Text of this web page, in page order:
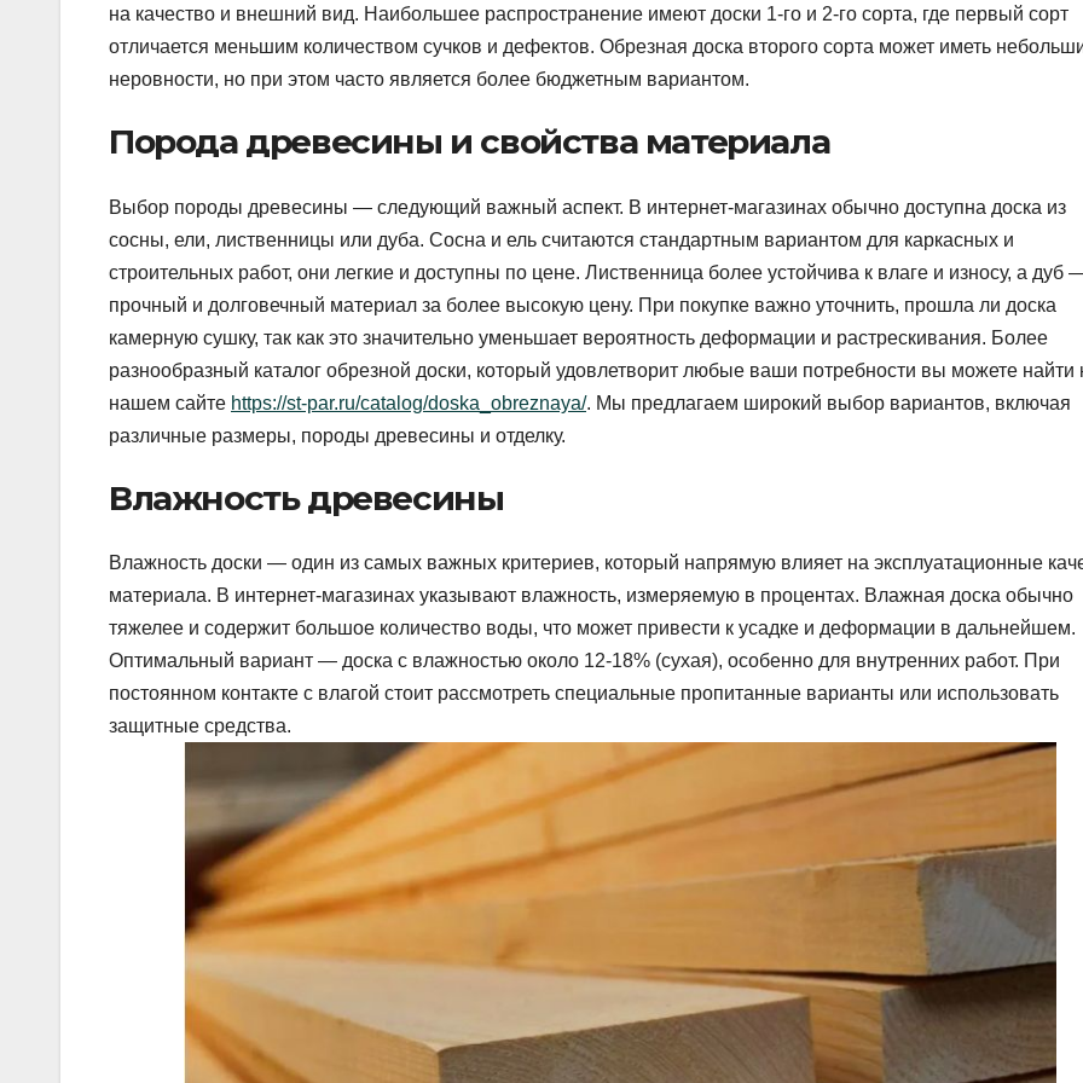
на качество и внешний вид. Наибольшее распространение имеют доски 1-го и 2-го сорта, где первый сорт
отличается меньшим количеством сучков и дефектов. Обрезная доска второго сорта может иметь
неровности, но при этом часто является более бюджетным вариантом.
Порода древесины и свойства материала
Выбор породы древесины — следующий важный аспект. В интернет-магазинах обычно доступна доска из
сосны, ели, лиственницы или дуба. Сосна и ель считаются стандартным вариантом для каркасных и
строительных работ, они легкие и доступны по цене. Лиственница более устойчива к влаге и износу, а дуб
прочный и долговечный материал за более высокую цену. При покупке важно уточнить, прошла ли доска
камерную сушку, так как это значительно уменьшает вероятность деформации и растрескивания. Более
разнообразный каталог обрезной доски, который удовлетворит любые ваши потребности вы можете найти
нашем сайте https://st-par.ru/catalog/doska_obreznaya/. Мы предлагаем широкий выбор вариантов, включая
различные размеры, породы древесины и отделку.
Влажность древесины
Влажность доски — один из самых важных критериев, который напрямую влияет на эксплуатационные
материала. В интернет-магазинах указывают влажность, измеряемую в процентах. Влажная доска обычно
тяжелее и содержит большое количество воды, что может привести к усадке и деформации в дальнейшем.
Оптимальный вариант — доска с влажностью около 12-18% (сухая), особенно для внутренних работ. При
постоянном контакте с влагой стоит рассмотреть специальные пропитанные варианты или использовать
защитные средства.